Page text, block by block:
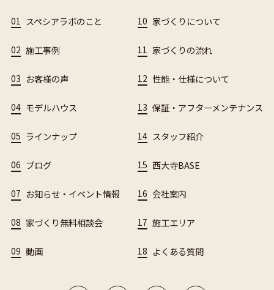
01 スペシアラボのこと
02 施工事例
03 お客様の声
04 モデルハウス
05 ラインナップ
06 ブログ
07 お知らせ・イベント情報
08 家づくり無料相談会
09 動画
10 家づくりについて
11 家づくりの流れ
12 性能・仕様について
13 保証・アフターメンテナンス
14 スタッフ紹介
15 西大寺BASE
16 会社案内
17 施工エリア
18 よくある質問